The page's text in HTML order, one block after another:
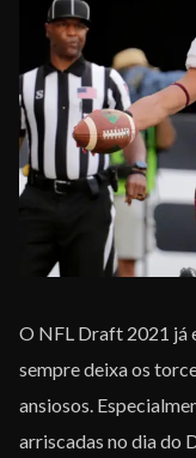
O NFL Draft 2021 já
sempre deixa os
ansiosos.
arriscadas no dia do